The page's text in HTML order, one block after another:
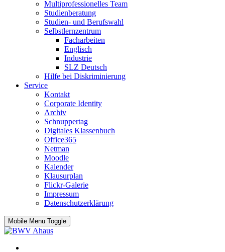
Multiprofessionelles Team
Studienberatung
Studien- und Berufswahl
Selbstlernzentrum
Facharbeiten
Englisch
Industrie
SLZ Deutsch
Hilfe bei Diskriminierung
Service
Kontakt
Corporate Identity
Archiv
Schnuppertag
Digitales Klassenbuch
Office365
Netman
Moodle
Kalender
Klausurplan
Flickr-Galerie
Impressum
Datenschutzerklärung
Mobile Menu Toggle